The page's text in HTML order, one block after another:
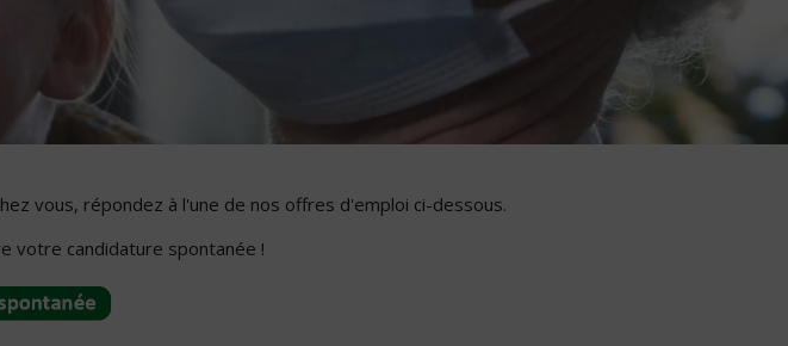
vous, répondez à l'une de nos offres d'emploi ci-dessous.
votre candidature spontanée !